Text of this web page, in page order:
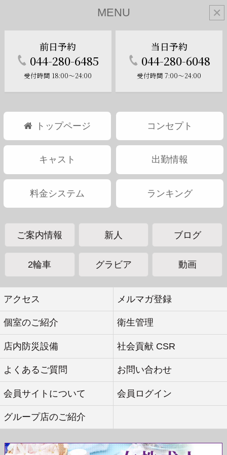
MENU ✕
前日予約
044-280-6485
受付時間 18:00～24:00
当日予約
044-280-6048
受付時間 7:00～24:00
トップページ コンセプト
キャスト 出勤情報
料金システム ランキング
ご案内情報 新人 ブログ
2輪車 グラビア 動画
アクセス メルマガ登録
個室のご紹介 衛生管理
店内防災設備 社会貢献 CSR
よくあるご質問 お問い合わせ
会員サイトについて 会員ログイン
グループ店のご紹介